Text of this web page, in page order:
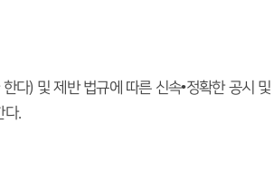
한다) 및 제반 법규에 따른 신속•정확한 공시
다.